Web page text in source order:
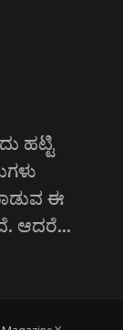
ಹಟ್ಟಿ
ಈ
ಆದರೆ…